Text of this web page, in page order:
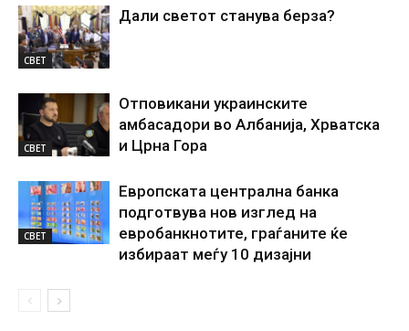
СВЕТ
Дали светот станува берза?
СВЕТ
Отповикани украинските
амбасадори во Албанија, Хрватска
и Црна Гора
СВЕТ
Европската централна банка
подготвува нов изглед на
евробанкнотите, граѓаните ќе
избираат меѓу 10 дизајни